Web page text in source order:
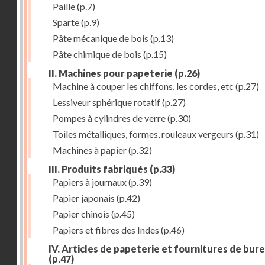
Paille(p.7)
Sparte(p.9)
Pâte mécanique de bois (p.13)
Pâte chimique de bois (p.15)
II. Machines pour papeterie (p.26)
Machine à couper les chiffons, les cordes, etc (p.27)
Lessiveur sphérique rotatif(p.27)
Pompes à cylindres de verre(p.30)
Toiles métalliques, formes, rouleaux vergeurs (p.31)
Machines à papier(p.32)
III. Produits fabriqués (p.33)
Papiers à journaux(p.39)
Papier japonais (p.42)
Papier chinois (p.45)
Papiers et fibres des Indes (p.46)
IV. Articles de papeterie et fournitures de
(p.47)